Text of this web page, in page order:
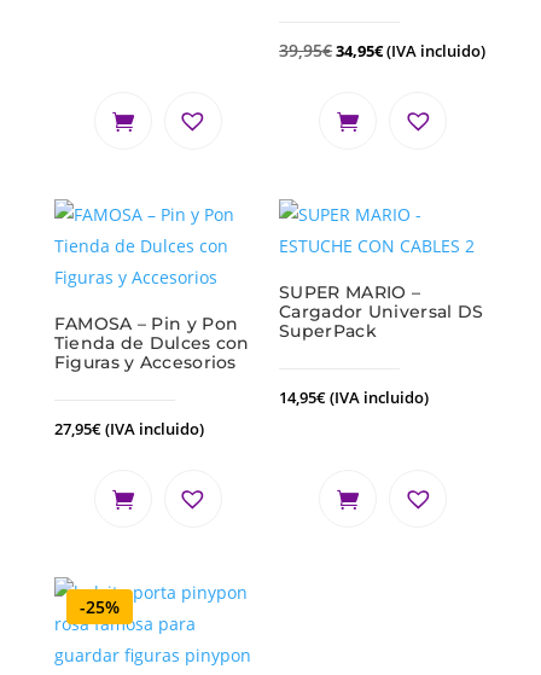
39,95€34,95€(IVA incluido)
FAMOSA – Pin y Pon
Tienda de Dulces con
Figuras y Accesorios
27,95€(IVA incluido)
SUPER MARIO –
Cargador Universal DS
SuperPack
14,95€(IVA incluido)
-25%